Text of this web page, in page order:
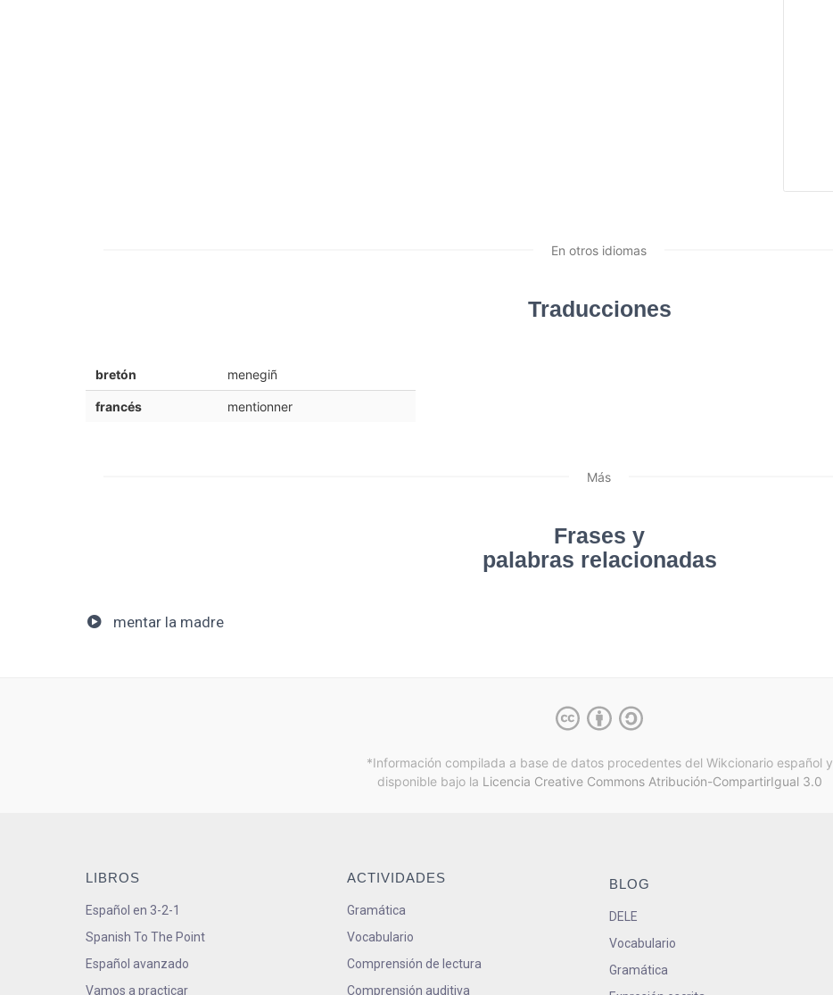
En otros idiomas
Traducciones
bretón menegiñ
francés mentionner
Más
Frases y
palabras relacionadas
mentar la madre
*Información compilada a base de datos procedentes del Wikcionario español y
disponible bajo la Licencia Creative Commons Atribución-CompartirIgual 3.0
LIBROS
Español en 3-2-1
Spanish To The Point
Español avanzado
Vamos a practicar
ACTIVIDADES
Gramática
Vocabulario
Comprensión de lectura
Comprensión auditiva
BLOG
DELE
Vocabulario
Gramática